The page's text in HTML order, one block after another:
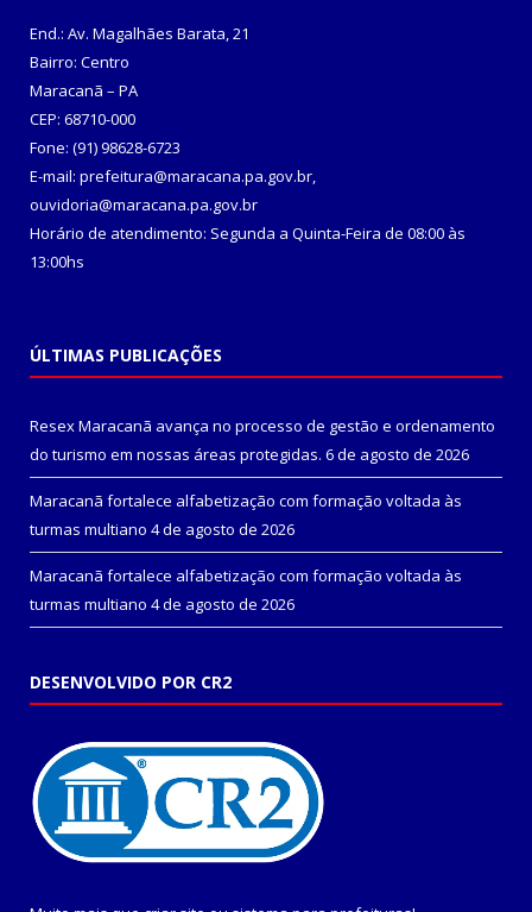
End.: Av. Magalhães Barata, 21
Bairro: Centro
Maracanã – PA
CEP: 68710-000
Fone: (91) 98628-6723
E-mail: prefeitura@maracana.pa.gov.br,
ouvidoria@maracana.pa.gov.br
Horário de atendimento: Segunda a Quinta-Feira de 08:00 às
13:00hs
ÚLTIMAS PUBLICAÇÕES
Resex Maracanã avança no processo de gestão e ordenamento
do turismo em nossas áreas protegidas. 6 de agosto de 2026
Maracanã fortalece alfabetização com formação voltada às
turmas multiano 4 de agosto de 2026
Maracanã fortalece alfabetização com formação voltada às
turmas multiano 4 de agosto de 2026
DESENVOLVIDO POR CR2